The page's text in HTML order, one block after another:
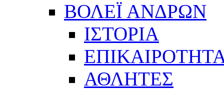
ΒΟΛΕΪ ΑΝΔΡΩΝ
ΙΣΤΟΡΙΑ
ΑΘΛΗΤΕΣ